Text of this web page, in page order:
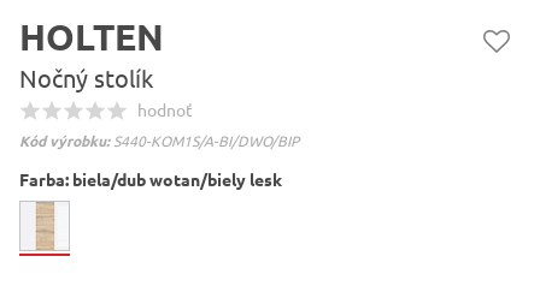
HOLTEN
Nočný stolík
hodnoť
Kód výrobku: S440-KOM1S/A-BI/DWO/BIP
Farba: biela/dub wotan/biely lesk